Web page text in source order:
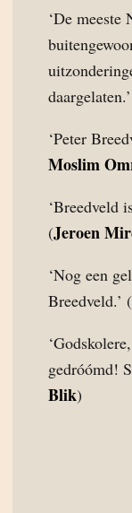
‘De meeste
‘Peter
Moslim
‘Breedveld
(Jeroen
‘Nog een
Breedveld.’ (
gedróómd!
Blik)